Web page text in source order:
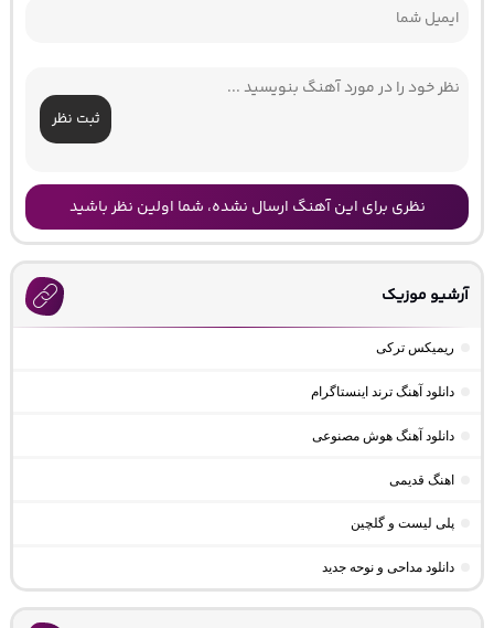
ثبت نظر
نظری برای این آهنگ ارسال نشده، شما اولین نظر باشید
آرشیو موزیک
ریمیکس ترکی
دانلود آهنگ ترند اینستاگرام
دانلود آهنگ هوش مصنوعی
اهنگ قدیمی
پلی لیست و گلچین
دانلود مداحی و نوحه جدید